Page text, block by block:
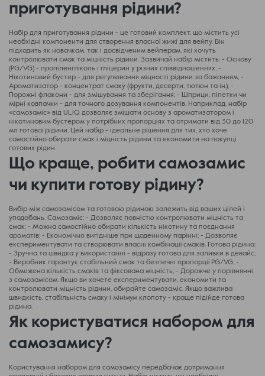
приготування рідини?
Набір для приготування рідини - це готовий комплект, що містить усі
необхідні компоненти для створення власної жижі для вейпу. Він
підходить як новачкам, так і досвідченим вейперам, які хочуть
контролювати смак та міцність рідини. Зазвичай набір містить: - Основу
(PG/VG) - пропіленгліколь і гліцерин у різних співвідношеннях; -
Нікотиновий бустер - для регулювання міцності рідини за бажанням; -
Ароматизатор - концентрат смаку (фрукти, десерти, тютюн та ін.); -
Порожні флакони - для змішування та зберігання; - Шприци, піпетки чи
мірні ковпачки - для точного дозування компонентів. Наприклад, набір
«самозаміс» від ULIQ дозволяє змішати основу з ароматизатором і
нікотиновим бустером у потрібних пропорціях та отримати від 30 до 120
мл готової рідини. Цей набір - ідеальне рішення для тих, хто хоче
самостійно обирати смак і міцність рідини та економити на покупці
готових рідин.
Що краще, робити самозамис
чи купити готову рідину?
Вибір між самозамісом та готовою рідиною залежить від ваших цілей і
уподобань. Самозаміс: - Дозволяє повністю контролювати міцність та
смак; - Можна самостійно обирати кількість нікотину та поєднання
ароматів; - Економічно вигідніше при щоденному парінні; - Дозволяє
експериментувати та створювати власні комбінації смаків. Готова рідина:
- Зручна та швидка у використанні - відразу готова для заливки в девайс;
- Виробник гарантує стабільний смак та безпечні пропорції PG/VG; -
Обмежена кількість смаків та фіксована міцність; - Дорожче у порівнянні
з самозамісом. Якщо ви хочете експериментувати, економити та
контролювати міцність рідини, обирайте самозаміс. Якщо важлива
швидкість, стабільність смаку і мінімум клопоту - краще підійде готова
рідина.
Як користуватися набором для
самозамису?
Користування набором для самозамісу передбачає дотримання